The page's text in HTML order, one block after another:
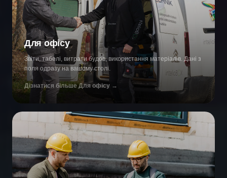
Для офісу
Звіти, табелі, витрати будов, використання матеріалів. Дані з
поля одразу на вашому столі.
Дізнатися більше Для офісу →